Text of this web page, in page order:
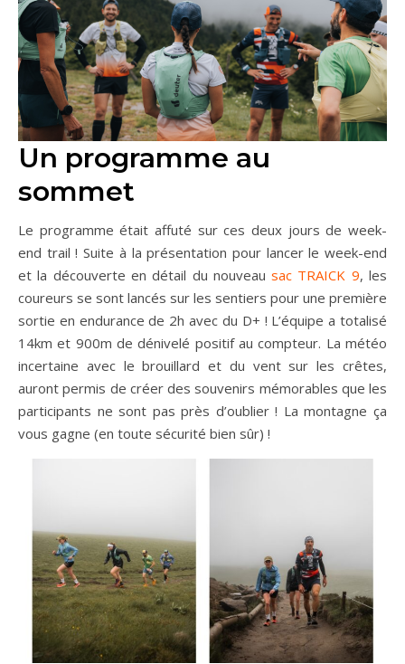
Un programme au
sommet
Le programme était affuté sur ces deux jours de week-
end trail ! Suite à la présentation pour lancer le week-end
et la découverte en détail du nouveausac TRAICK 9, les
coureurs se sont lancés sur les sentiers pour une première
sortie en endurance de 2h avec du D+ ! L’équipe a totalisé
14km et 900m de dénivelé positif au compteur. La météo
incertaine avec le brouillard et du vent sur les crêtes,
auront permis de créer des souvenirs mémorables que les
participants ne sont pas près d’oublier ! La montagne ça
vous gagne (en toute sécurité bien sûr) !